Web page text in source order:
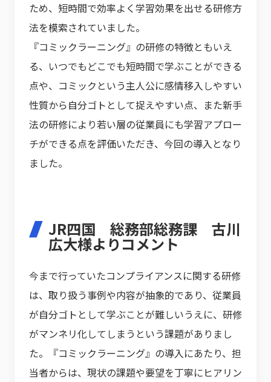
ため、短時間で効率よく学習効果を出せる研修方
法を模索されていました。
『コミックラーニング』の研修の特徴ともいえ
る、いつでもどこでも短時間で学ぶことができる
点や、コミックという主人公に感情移入しやすい
性質から自分ゴトとして捉えやすい点、また新手
法の研修により若い層の従業員にも学習アプロー
チができる点を評価いただき、今回の導入となり
ました。
JR四国 総務部総務課 古川
広大様よりコメント
今まで行っていたコンプライアンスに関する研修
は、取り扱う事例や内容が抽象的であり、従業員
が自分ゴトとして学ぶことが難しいうえに、研修
がマンネリ化してしまうという課題がありまし
た。『コミックラーニング』の導入にあたり、担
当者からは、現状の課題や要望を丁寧にヒアリン